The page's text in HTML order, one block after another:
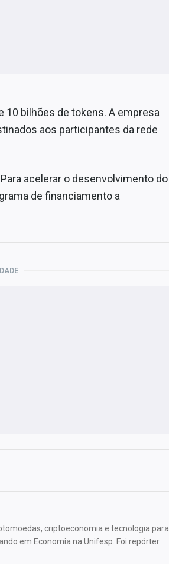
bilhões de tokens. A empresa
aos participantes da rede
acelerar o desenvolvimento do
de financiamento a
criptoeconomia e tecnologia para
em Economia na Unifesp. Foi repórter